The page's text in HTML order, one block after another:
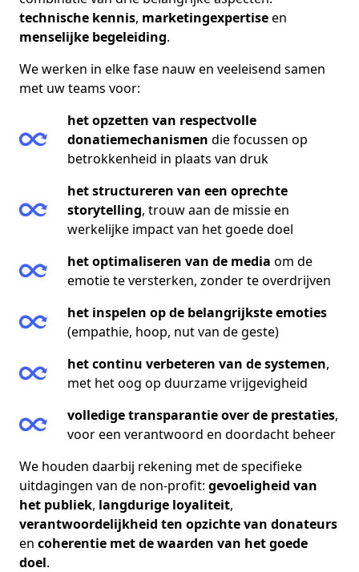
technische kennis, marketingexpertiseen
menselijke begeleiding.
We werken in elke fase nauw en veeleisend samen
met uw teams voor:
het opzetten van respectvolle
donatiemechanismen die focussen op
betrokkenheid in plaats van druk
het structureren van een oprechte
storytelling, trouw aan de missie en
werkelijke impact van het goede doel
het optimaliseren van de media om de
emotie te versterken, zonder te overdrijven
het inspelen op de belangrijkste emoties
(empathie, hoop, nut van de geste)
het continu verbeteren van de systemen,
met het oog op duurzame vrijgevigheid
volledige transparantie over de prestaties,
voor een verantwoord en doordacht beheer
We houden daarbij rekening met de specifieke
uitdagingen van de non-profit: gevoeligheid van
het publiek, langdurige loyaliteit,
verantwoordelijkheid ten opzichte van donateurs
en coherentie met de waarden van het goede
doel.